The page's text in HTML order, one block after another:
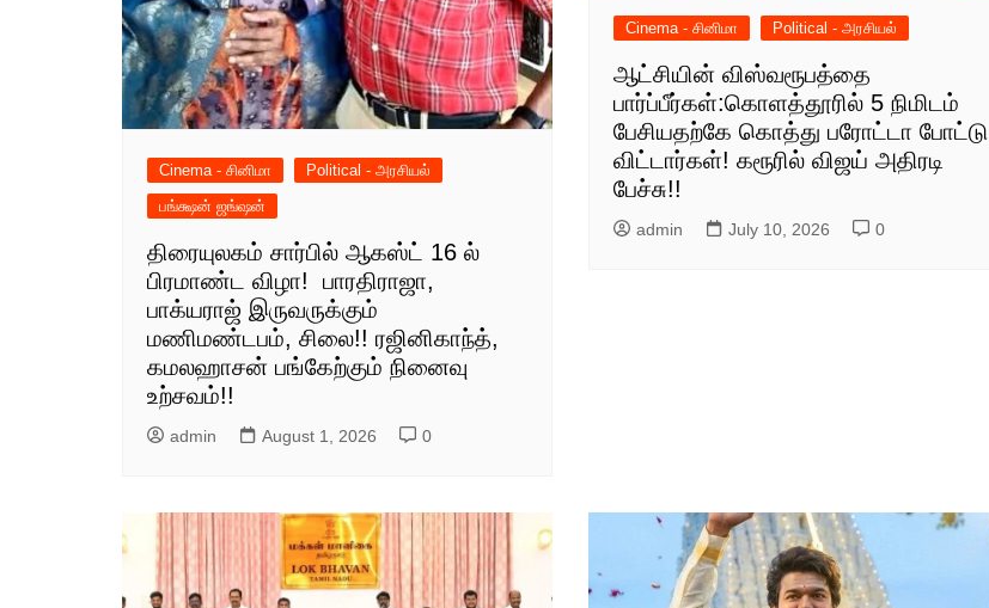
Cinema - சினிமா
Political - அரசியல்
பங்க்ஷன் ஜங்ஷன்
திரையுலகம் சார்பில் ஆகஸ்ட் 16 ல்
பிரமாண்ட விழா! பாரதிராஜா,
பாக்யராஜ் இருவருக்கும்
மணிமண்டபம், சிலை!! ரஜினிகாந்த்,
கமலஹாசன் பங்கேற்கும் நினைவு
உற்சவம்!!
admin August 1, 2026 0
Cinema - சினிமா Political - அரசியல்
ஆட்சியின் விஸ்வரூபத்தை
பார்ப்பீர்கள்:கொளத்தூரில் 5 நிமிடம்
பேசியதற்கே கொத்து பரோட்டா போட்டு
விட்டார்கள்! கரூரில் விஜய் அதிரடி
பேச்சு!!
admin July 10, 2026 0